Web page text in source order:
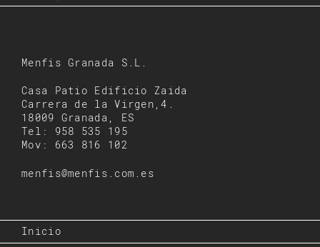
Menfis Granada S.L.
Casa Patio Edificio Zaida
Carrera de la Virgen,4.
18009 Granada, ES
Tel: 958 535 195
Mov: 663 816 102
menfis@menfis.com.es
Inicio